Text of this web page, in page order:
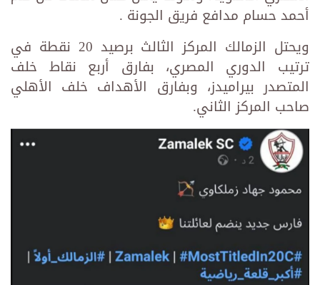
أحمد حسام مدافع فريق الجونة .
ويحتل الزمالك المركز الثالث برصيد 20 نقطة في
ترتيب الدوري المصري، بفارق أربع نقاط خلف
المتصدر بيراميدز، وبفارق الأهداف خلف الأهلي
صاحب المركز الثاني.